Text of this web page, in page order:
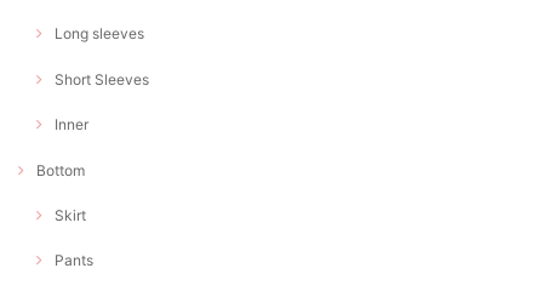
Long sleeves
Short Sleeves
Inner
Bottom
Skirt
Pants